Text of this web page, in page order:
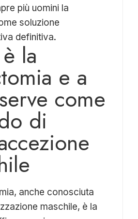
più uomini la
soluzione
definitiva.
la
e a
come
di
anche conosciuta
maschile, è la